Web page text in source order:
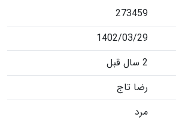
273459
1402/03/29
2 سال قبل
رضا تاج
مرد